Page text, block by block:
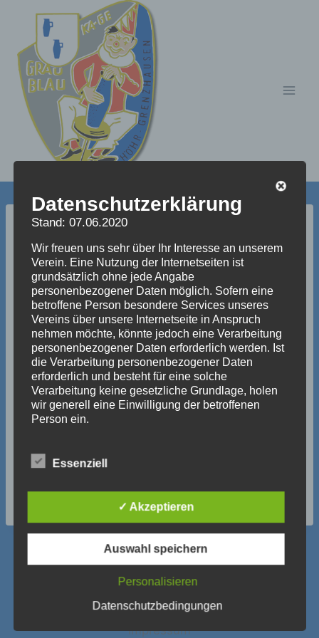
springen
bilder_aus_dem_jahre_2
001_48_20100715_1953
197801
Datenschutzerklärung
Newsletter
Impressum
Datenschutzerklärung
Stand: 07.06.2020
Wir freuen uns sehr über Ihr Interesse an unserem
Verein. Eine Nutzung der Internetseiten ist
grundsätzlich ohne jede Angabe
personenbezogener Daten möglich. Sofern eine
betroffene Person besondere Services unseres
Vereins über unsere Internetseite in Anspruch
nehmen möchte, könnte jedoch eine Verarbeitung
personenbezogener Daten erforderlich werden. Ist
die Verarbeitung personenbezogener Daten
erforderlich und besteht für eine solche
Verarbeitung keine gesetzliche Grundlage, holen
wir generell eine Einwilligung der betroffenen
Person ein.
beispielsweise des Namens, der Anschrift, E-Mail-
Datenschutz-Grundverordnung und in
Übereinstimmung mit den für uns geltenden
Mittels dieser Datenschutzerklärung möchte unser
Verein die Öffentlichkeit über Art, Umfang und
verarbeiteten personenbezogenen Daten
informieren. Ferner werden betroffene Personen
mittels dieser Datenschutzerklärung über die ihnen
zustehenden Rechte aufgeklärt.
Essenziell
✓ Akzeptieren
Auswahl speichern
Personalisieren
Datenschutzbedingungen